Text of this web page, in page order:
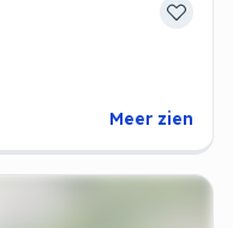
Meer zien
openen